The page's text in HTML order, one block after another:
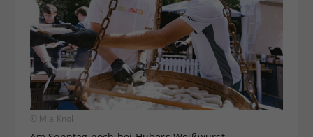
© Mia Knoll